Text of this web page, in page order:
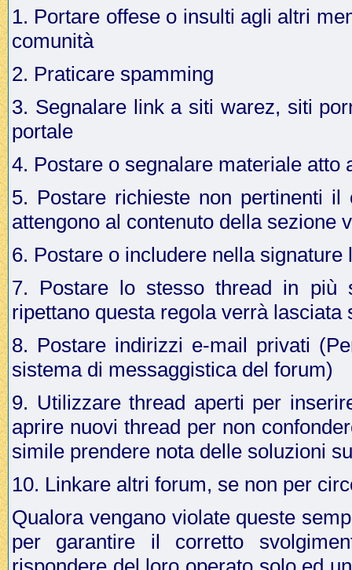
1. Portare offese o insulti agli altri
comunità
2. Praticare spamming
3. Segnalare link a siti warez, siti
portale
4. Postare o segnalare materiale
5. Postare richieste non pertinenti
attengono al contenuto della sezione
6. Postare o includere nella
7. Postare lo stesso thread in più
ripettano questa regola verrà lasciata
8. Postare indirizzi e-mail privati
sistema di messaggistica del forum)
9. Utilizzare thread aperti per
aprire nuovi thread per non
simile prendere nota delle soluzioni
10. Linkare altri forum, se non per
Qualora vengano violate queste
per garantire il corretto